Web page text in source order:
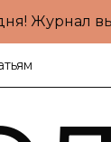
Журнал